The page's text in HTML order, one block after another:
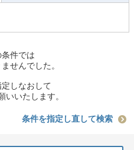
件では
せんでした。
しなおして
いいたします。
条件を指定し直して検索